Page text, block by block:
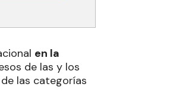
en la
de las y los
las categorías